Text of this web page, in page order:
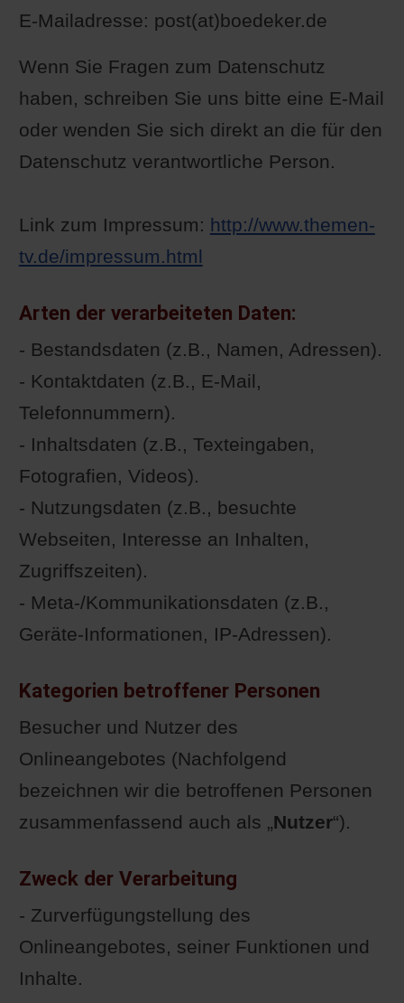
E-Mailadresse: post(at)boedeker.de
Wenn Sie Fragen zum Datenschutz
haben, schreiben Sie uns bitte eine E-Mail
oder wenden Sie sich direkt an die für den
Datenschutz verantwortliche Person.
Link zum Impressum: http://www.themen-
tv.de/impressum.html
Arten der verarbeiteten Daten:
- Bestandsdaten (z.B., Namen, Adressen).
- Kontaktdaten (z.B., E-Mail,
Telefonnummern).
- Inhaltsdaten (z.B., Texteingaben,
Fotografien, Videos).
- Nutzungsdaten (z.B., besuchte
Webseiten, Interesse an Inhalten,
Zugriffszeiten).
- Meta-/Kommunikationsdaten (z.B.,
Geräte-Informationen, IP-Adressen).
Kategorien betroffener Personen
Besucher und Nutzer des
Onlineangebotes (Nachfolgend
bezeichnen wir die betroffenen Personen
zusammenfassend auch als „Nutzer“).
Zweck der Verarbeitung
- Zurverfügungstellung des
Onlineangebotes, seiner Funktionen und
Inhalte.